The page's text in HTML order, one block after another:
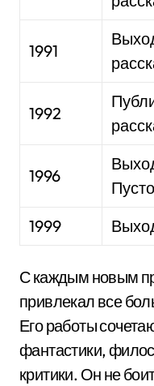
1991
1992
1996
1999
С каждым новым
привлекал все
Его работы
фантастики,
критики. Он не